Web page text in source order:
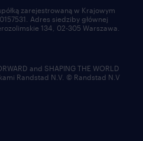
zarejestrowaną w Krajowym
Adres siedziby głównej
134, 02-305 Warszawa.
and SHAPING THE WORLD
Randstad N.V. © Randstad N.V